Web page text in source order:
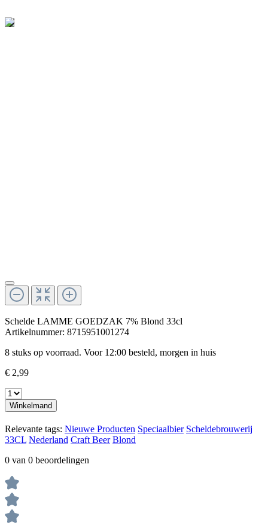
Schelde LAMME GOEDZAK 7% Blond 33cl
Artikelnummer: 8715951001274
8 stuks op voorraad. Voor 12:00 besteld, morgen in huis
€ 2,99
Winkelmand
Relevante tags: Nieuwe Producten Speciaalbier Scheldebrouwerij
33CL Nederland Craft Beer Blond
0 van 0 beoordelingen